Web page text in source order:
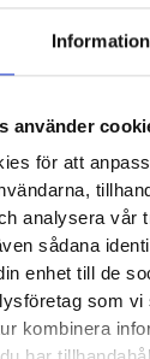
Information
använder
för att
analysera vår
sådana
enhet till de
som vi
kombinera
Hornstull,
Umeå
med fokus